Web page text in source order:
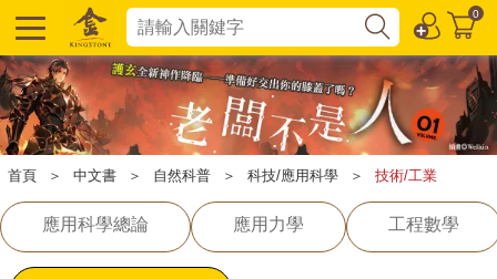
0
首頁 ＞ 中文書 ＞ 自然科普 ＞ 科技/應用科學 ＞ 技術/工業
應用科學總論 應用力學 工程數學